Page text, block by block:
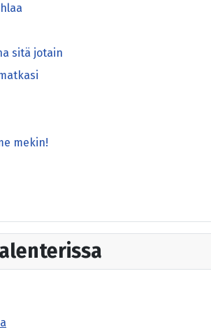
sitä jotain
mekin!